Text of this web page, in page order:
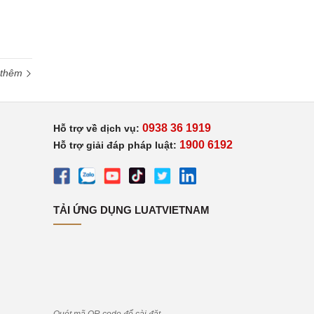
Hỗ trợ về dịch vụ: 0938 36 1919
Hỗ trợ giải đáp pháp luật: 1900 6192
TẢI ỨNG DỤNG LUATVIETNAM